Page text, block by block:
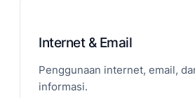
Internet & Email
Penggunaan internet, email,
informasi.